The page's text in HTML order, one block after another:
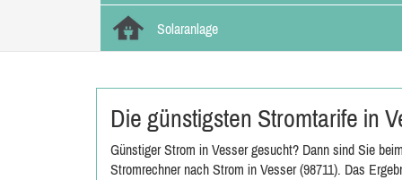
Solaranlage
Die günstigsten Stromtarife in
Günstiger Strom in Vesser gesucht? Dann sind Sie
Stromrechner nach Strom in Vesser (98711). Das